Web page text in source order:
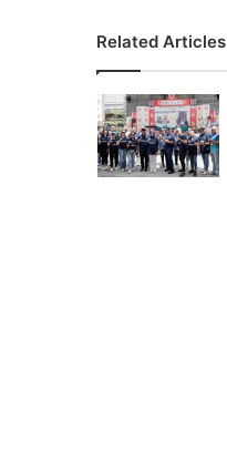
Related Articles